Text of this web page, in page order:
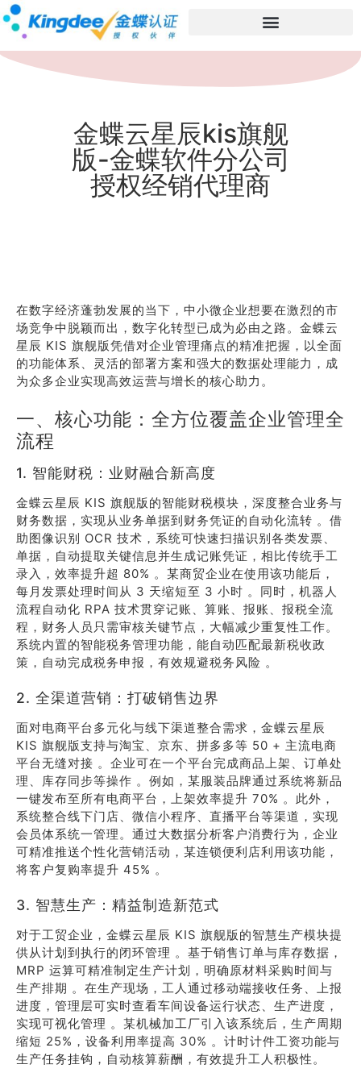
金蝶云星辰kis旗舰
版-金蝶软件分公司
授权经销代理商
在数字经济蓬勃发展的当下，中小微企业想要在激烈的市
场竞争中脱颖而出，数字化转型已成为必由之路。金蝶云
星辰 KIS 旗舰版凭借对企业管理痛点的精准把握，以全面
的功能体系、灵活的部署方案和强大的数据处理能力，成
为众多企业实现高效运营与增长的核心助力。
一、核心功能：全方位覆盖企业管理全
流程
1. 智能财税：业财融合新高度
金蝶云星辰 KIS 旗舰版的智能财税模块，深度整合业务与
财务数据，实现从业务单据到财务凭证的自动化流转 。借
助图像识别 OCR 技术，系统可快速扫描识别各类发票、
单据，自动提取关键信息并生成记账凭证，相比传统手工
录入，效率提升超 80% 。某商贸企业在使用该功能后，
每月发票处理时间从 3 天缩短至 3 小时 。同时，机器人
流程自动化 RPA 技术贯穿记账、算账、报账、报税全流
程，财务人员只需审核关键节点，大幅减少重复性工作。
系统内置的智能税务管理功能，能自动匹配最新税收政
策，自动完成税务申报，有效规避税务风险 。
2. 全渠道营销：打破销售边界
面对电商平台多元化与线下渠道整合需求，金蝶云星辰
KIS 旗舰版支持与淘宝、京东、拼多多等 50 + 主流电商
平台无缝对接 。企业可在一个平台完成商品上架、订单处
理、库存同步等操作 。例如，某服装品牌通过系统将新品
一键发布至所有电商平台，上架效率提升 70% 。此外，
系统整合线下门店、微信小程序、直播平台等渠道，实现
会员体系统一管理。通过大数据分析客户消费行为，企业
可精准推送个性化营销活动，某连锁便利店利用该功能，
将客户复购率提升 45% 。
3. 智慧生产：精益制造新范式
对于工贸企业，金蝶云星辰 KIS 旗舰版的智慧生产模块提
供从计划到执行的闭环管理 。基于销售订单与库存数据，
MRP 运算可精准制定生产计划，明确原材料采购时间与
生产排期 。在生产现场，工人通过移动端接收任务、上报
进度，管理层可实时查看车间设备运行状态、生产进度，
实现可视化管理 。某机械加工厂引入该系统后，生产周期
缩短 25%，设备利用率提高 30% 。计时计件工资功能与
生产任务挂钩，自动核算薪酬，有效提升工人积极性。